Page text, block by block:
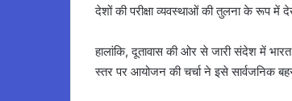
देशों की परीक्षा व्यवस्थाओं की तुलना के रूप में
हालांकि, दूतावास की ओर से जारी संदेश में
स्तर पर आयोजन की चर्चा ने इसे सार्वजनिक